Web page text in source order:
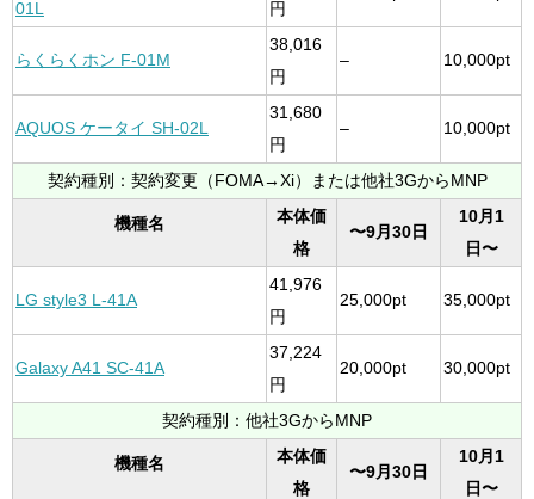
01L
円
らくらくホン F-01M
38,016
円
– 10,000pt
AQUOS ケータイ SH-02L
31,680
円
– 10,000pt
契約種別：契約変更（FOMA→Xi）または他社3GからMNP
機種名
本体価
格
〜9月30日
10月1
日〜
LG style3 L-41A
41,976
円
25,000pt 35,000pt
Galaxy A41 SC-41A
37,224
円
20,000pt 30,000pt
契約種別：他社3GからMNP
機種名
本体価
格
〜9月30日
10月1
日〜